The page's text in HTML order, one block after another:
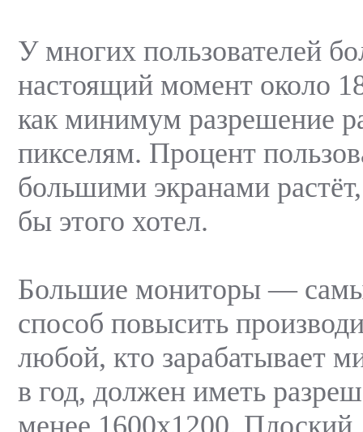
У многих пользователей
настоящий момент около
как минимум разрешение
пикселям. Процент
большими экранами
бы этого хотел.
Большие мониторы —
способ повысить
любой, кто зарабатывает
в год, должен иметь
менее 1600х1200. Плоский